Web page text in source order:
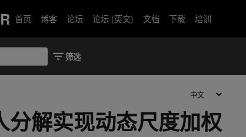
首页 博客 论坛 论坛 (英文) 文档 下载 培训
分解实现动态尺度加权